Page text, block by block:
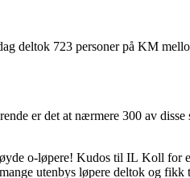
deltok 723 personer på KM
er det at nærmere 300 av
o-løpere! Kudos til IL Koll for
utenbys løpere deltok og fikk